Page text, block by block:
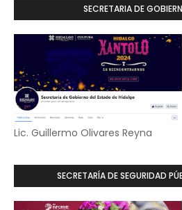
SECRETARIA DE
Lic. Guillermo Olivares Reyna
SECRETARÍA DE SEGURIDAD